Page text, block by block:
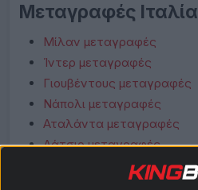
Μεταγραφές Ιταλία
Μίλαν μεταγραφές
Ίντερ μεταγραφές
Γιουβέντους μεταγραφές
Νάπολι μεταγραφές
Αταλάντα μεταγραφές
Λάτσιο μεταγραφές
Ρόμα μεταγραφές